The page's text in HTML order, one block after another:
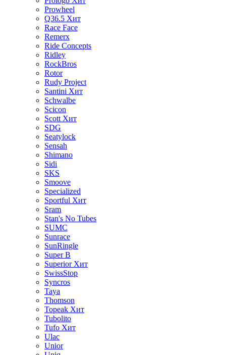
Prowheel
Q36.5 Хит
Race Face
Remerx
Ride Concepts
Ridley
RockBros
Rotor
Rudy Project
Santini Хит
Schwalbe
Scicon
Scott Хит
SDG
Seatylock
Sensah
Shimano
Sidi
SKS
Smoove
Specialized
Sportful Хит
Sram
Stan's No Tubes
SUMC
Sunrace
SunRingle
Super B
Superior Хит
SwissStop
Syncros
Taya
Thomson
Topeak Хит
Tubolito
Tufo Хит
Ulac
Unior